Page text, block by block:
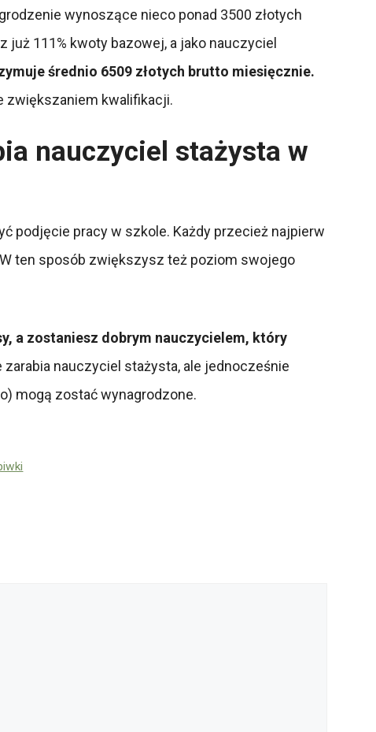
wynoszące nieco ponad 3500 złotych
111% kwoty bazowej, a jako nauczyciel
średnio 6509 złotych brutto miesięcznie.
zwiększaniem kwalifikacji.
nauczyciel stażysta w
podjęcie pracy w szkole. Każdy przecież najpierw
ten sposób zwiększysz też poziom swojego
a zostaniesz dobrym nauczycielem, który
nauczyciel stażysta, ale jednocześnie
mogą zostać wynagrodzone.